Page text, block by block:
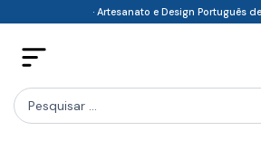
content
· Artesanato e Design Português
Search
...